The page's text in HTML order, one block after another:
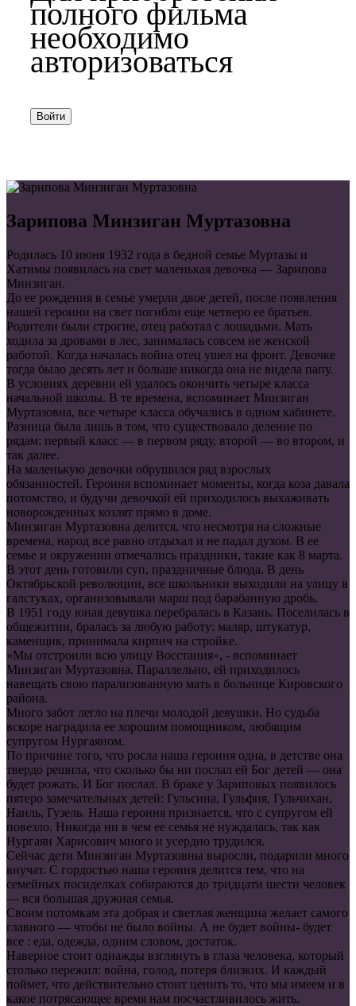
полного фильма
необходимо
авторизоваться
Войти
Зарипова Минзиган Муртазовна
Родилась 10 июня 1932 года в бедной семье Муртазы и
Хатимы появилась на свет маленькая девочка — Зарипова
Минзиган.
До ее рождения в семье умерли двое детей, после появления
нашей героини на свет погибли еще четверо ее братьев.
Родители были строгие, отец работал с лошадьми. Мать
ходила за дровами в лес, занималась совсем не женской
работой. Когда началась война отец ушел на фронт. Девочке
тогда было десять лет и больше никогда она не видела папу.
В условиях деревни ей удалось окончить четыре класса
начальной школы. В те времена, вспоминает Минзиган
Муртазовна, все четыре класса обучались в одном кабинете.
Разница была лишь в том, что существовало деление по
рядам: первый класс — в первом ряду, второй — во втором, и
так далее.
На маленькую девочки обрушился ряд взрослых
обязанностей. Героиня вспоминает моменты, когда коза давала
потомство, и будучи девочкой ей приходилось выхаживать
новорожденных козлят прямо в доме.
Минзиган Муртазовна делится, что несмотря на сложные
времена, народ все равно отдыхал и не падал духом. В ее
семье и окружении отмечались праздники, такие как 8 марта.
В этот день готовили суп, праздничные блюда. В день
Октябрьской революции, все школьники выходили на улицу в
галстуках, организовывали марш под барабанную дробь.
В 1951 году юная девушка перебралась в Казань. Поселилась в
общежитии, бралась за любую работу: маляр, штукатур,
каменщик, принимала кирпич на стройке.
«Мы отстроили всю улицу Восстания», - вспоминает
Минзиган Муртазовна. Параллельно, ей приходилось
навещать свою парализованную мать в больнице Кировского
района.
Много забот легло на плечи молодой девушки. Но судьба
вскоре наградила ее хорошим помощником, любящим
супругом Нургаяном.
По причине того, что росла наша героиня одна, в детстве она
твердо решила, что сколько бы ни послал ей Бог детей — она
будет рожать. И Бог послал. В браке у Зариповых появилось
пятеро замечательных детей: Гульсина, Гульфия, Гульчихан,
Наиль, Гузель. Наша героиня признается, что с супругом ей
повезло. Никогда ни в чем ее семья не нуждалась, так как
Нургаян Харисович много и усердно трудился.
Сейчас дети Минзиган Муртазовны выросли, подарили много
внучат. С гордостью наша героиня делится тем, что на
семейных посиделках собираются до тридцати шести человек
— вся большая дружная семья.
Своим потомкам эта добрая и светлая женщина желает самого
главного — чтобы не было войны. А не будет войны- будет
все : еда, одежда, одним словом, достаток.
Наверное стоит однажды взглянуть в глаза человека, который
столько пережил: война, голод, потеря близких. И каждый
поймет, что действительно стоит ценить то, что мы имеем и в
какое потрясающее время нам посчастливилось жить.